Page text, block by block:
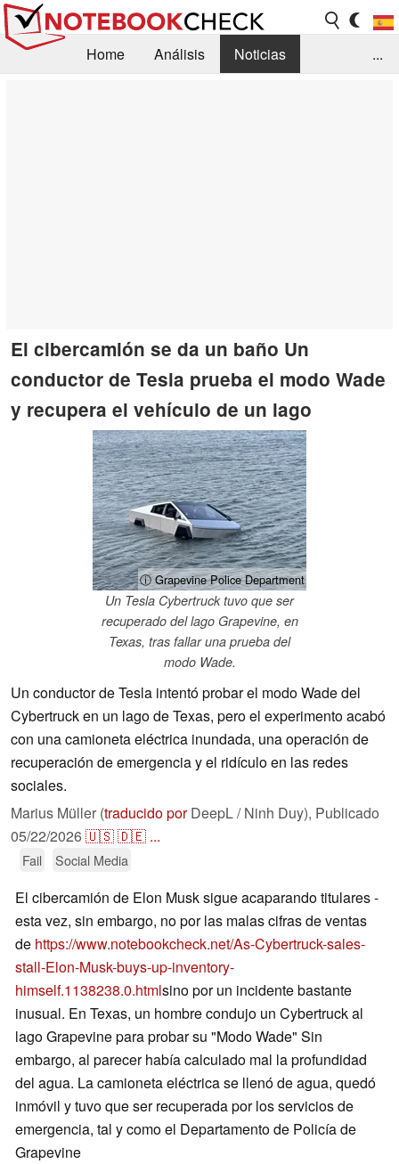
Home Análisis
Noticias
...
El cibercamión se da un baño Un
conductor de Tesla prueba el modo Wade
y recupera el vehículo de un lago
ⓘ Grapevine Police Department
Un Tesla Cybertruck tuvo que ser
recuperado del lago Grapevine, en
Texas, tras fallar una prueba del
modo Wade.
Un conductor de Tesla intentó probar el modo Wade del
Cybertruck en un lago de Texas, pero el experimento acabó
con una camioneta eléctrica inundada, una operación de
recuperación de emergencia y el ridículo en las redes
sociales.
Marius Müller (traducido porDeepL / Ninh Duy), Publicado
05/22/2026🇺🇸🇩🇪 ...
Fail Social Media
El cibercamión de Elon Musk sigue acaparando titulares -
esta vez, sin embargo, no por las malas cifras de ventas
de https://www.notebookcheck.net/As-Cybertruck-sales-
stall-Elon-Musk-buys-up-inventory-
himself.1138238.0.htmlsino por un incidente bastante
inusual. En Texas, un hombre condujo un Cybertruck al
lago Grapevine para probar su "Modo Wade" Sin
embargo, al parecer había calculado mal la profundidad
del agua. La camioneta eléctrica se llenó de agua, quedó
inmóvil y tuvo que ser recuperada por los servicios de
emergencia, tal y como el Departamento de Policía de
Grapevine